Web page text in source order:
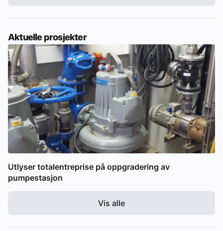
Aktuelle prosjekter
Utlyser totalentreprise på oppgradering av
pumpestasjon
Vis alle